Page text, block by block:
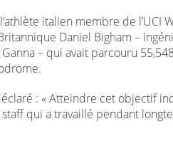
italien membre de l’UCI
Daniel Bigham –
– qui avait parcouru
: « Atteindre cet objectif
qui a travaillé pendant